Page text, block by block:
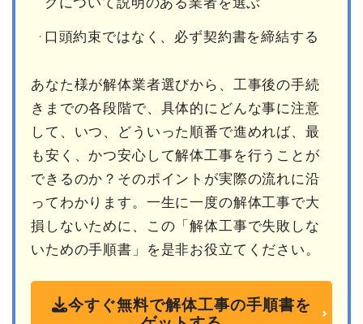
口頭約束ではなく、必ず契約書を締結する
あなた様が解体業者選びから、工事後の手続
きまでの各段階で、具体的にどんな事に注意
して、いつ、どういった順番で進めれば、最
も安く、かつ安心して解体工事を行うことが
できるのか？そのポイントが実際の流れに沿
ってわかります。一生に一度の解体工事で大
損しないために、この「解体工事で失敗しな
いための手順書」を是非お役立てください。
今すぐ無料で解体工事の手順書を